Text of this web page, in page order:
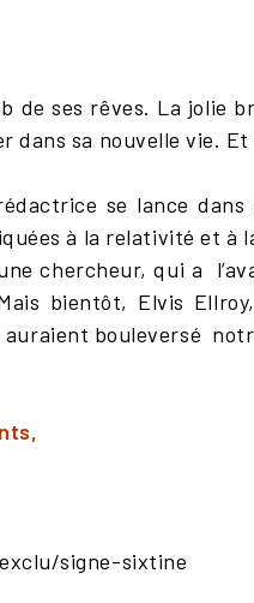
de ses rêves. La jolie
dans sa nouvelle vie.
se lance dans
à la relativité et à
chercheur, qui a
bientôt, Elvis
auraient bouleversé
signe-sixtine